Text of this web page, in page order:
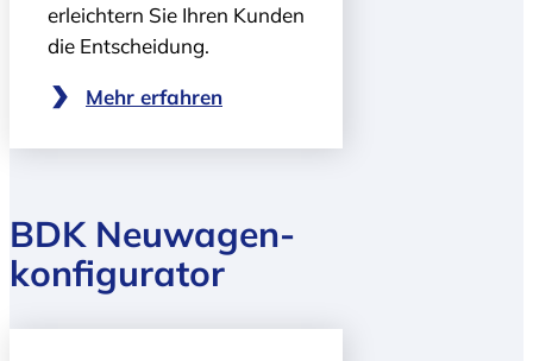
erleichtern Sie Ihren Kunden
die Entscheidung.
Mehr erfahren
BDK Neuwagen­
konfigurator